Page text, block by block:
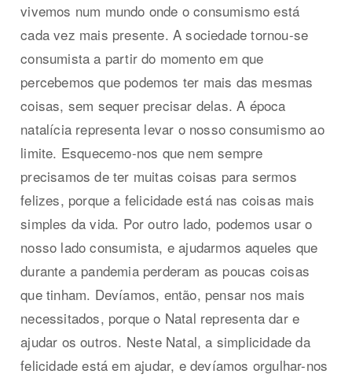
vivemos num mundo onde o consumismo está
cada vez mais presente. A sociedade tornou-se
consumista a partir do momento em que
percebemos que podemos ter mais das mesmas
coisas, sem sequer precisar delas. A época
natalícia representa levar o nosso consumismo ao
limite. Esquecemo-nos que nem sempre
precisamos de ter muitas coisas para sermos
felizes, porque a felicidade está nas coisas mais
simples da vida. Por outro lado, podemos usar o
nosso lado consumista, e ajudarmos aqueles que
durante a pandemia perderam as poucas coisas
que tinham. Devíamos, então, pensar nos mais
necessitados, porque o Natal representa dar e
ajudar os outros. Neste Natal, a simplicidade da
felicidade está em ajudar, e devíamos orgulhar-nos